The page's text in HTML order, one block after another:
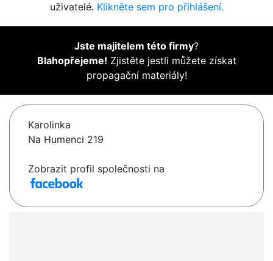
uživatelé. Klikněte sem pro přihlášení.
Jste majitelem této firmy?
Blahopřejeme! Zjistěte jestli můžete získat
propagační materiály!
Karolinka
Na Humenci 219
Zobrazit profil společnosti na